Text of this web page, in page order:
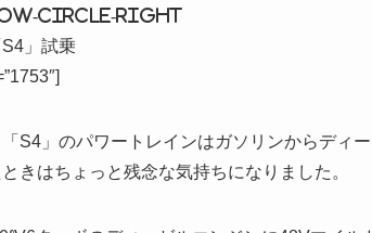
circle-right
」試乗
S4」のパワートレインはガソリンからディ
きはちょっと残念な気持ちになりました。